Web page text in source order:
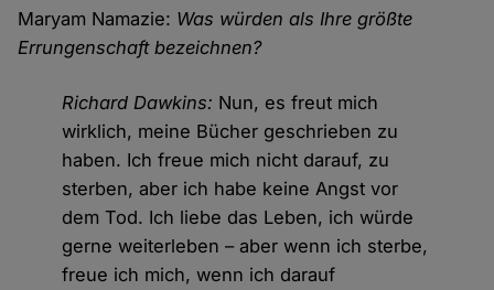
Maryam Namazie: Was würden als Ihre größte
Errungenschaft bezeichnen?
Richard Dawkins: Nun, es freut mich
wirklich, meine Bücher geschrieben zu
haben. Ich freue mich nicht darauf, zu
sterben, aber ich habe keine Angst vor
dem Tod. Ich liebe das Leben, ich würde
gerne weiterleben – aber wenn ich sterbe,
freue ich mich, wenn ich darauf